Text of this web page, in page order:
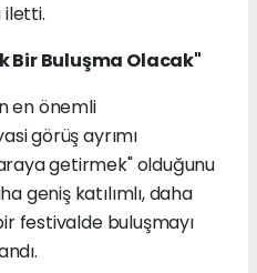
Bir Buluşma Olacak"
en önemli
görüş ayrımı
getirmek" olduğunu
geniş katılımlı, daha
festivalde buluşmayı